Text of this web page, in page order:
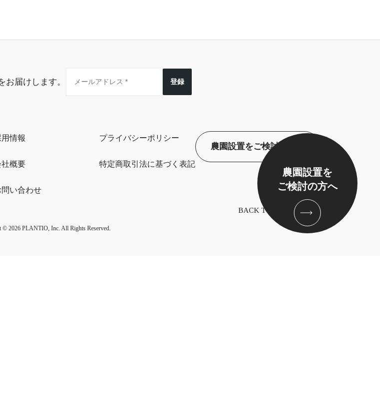
お届けします。 登録
農園設置をご検討の方へ
情報
社概要
問い合わせ
プライバシーポリシー
特定商取引法に基づく表記
BACK TO TOP
© 2026 PLANTIO, Inc. All Rights Reserved.
農園設置を
ご検討の方へ